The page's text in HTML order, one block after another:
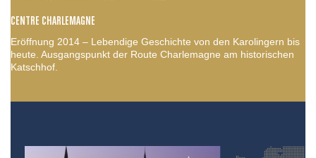
CENTRE CHARLEMAGNE
Eröffnung 2014 – Lebendige Geschichte von den Karolingern bis
heute. Ausgangspunkt der Route Charlemagne am historischen
Katschhof.